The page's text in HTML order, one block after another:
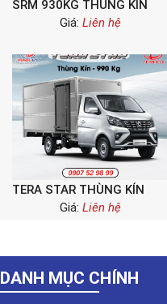
SRM 930KG THÙNG KÍN
Giá: Liên hệ
TERA STAR THÙNG KÍN
Giá: Liên hệ
DANH MỤC CHÍNH